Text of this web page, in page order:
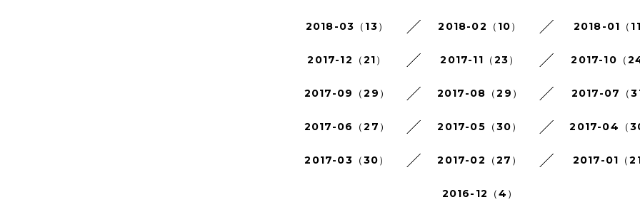
2018-03（13） 2018-02（10） 2018-01（11
2017-12（21） 2017-11（23） 2017-10（24
2017-09（29） 2017-08（29） 2017-07（31
2017-06（27） 2017-05（30） 2017-04（
2017-03（30） 2017-02（27） 2017-01（21
2016-12（4）